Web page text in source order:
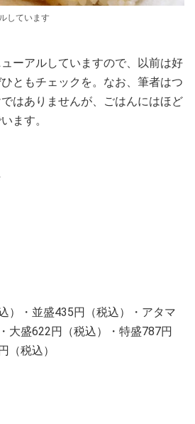
しています
ーアルしていますので、以前は好
ともチェックを。なお、筆者はつ
はありませんが、ごはんにはほど
ます。
）・並盛435円（税込）・アタマ
大盛622円（税込）・特盛787円
（税込）